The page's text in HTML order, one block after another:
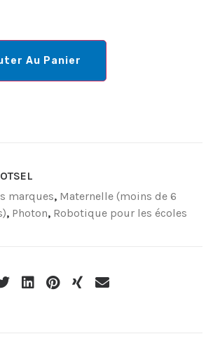
Au Panier
marques, Maternelle (moins de 6
, Photon, Robotique pour les écoles